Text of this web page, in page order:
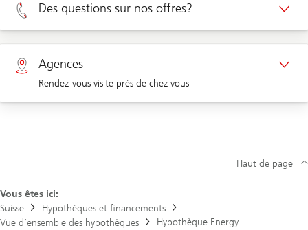
Rendez-vous Clients d'entreprises
Des questions sur nos offres?
Privé 0800 002 556
Entreprises 0844 853 001
Agences
Rendez-vous visite près de chez vous
Vous êtes ici:
Suisse
Hypothèques et financements
Vue d’ensemble des hypothèques
Hypothèque Energy
Haut de page